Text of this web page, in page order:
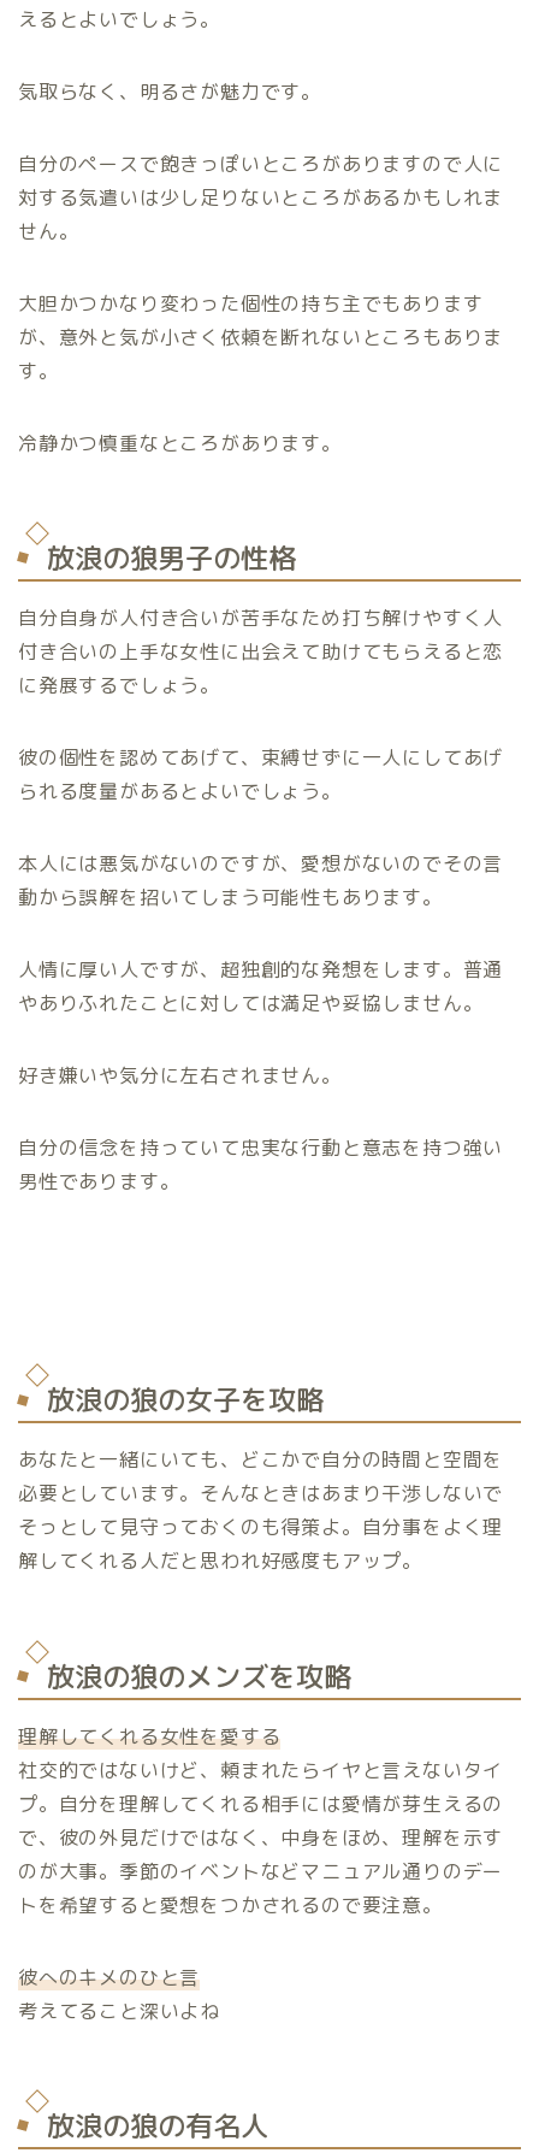
えるとよいでしょう。
気取らなく、明るさが魅力です。
自分のペースで飽きっぽいところがありますので人に
対する気遣いは少し足りないところがあるかもしれま
せん。
大胆かつかなり変わった個性の持ち主でもあります
が、意外と気が小さく依頼を断れないところもありま
す。
冷静かつ慎重なところがあります。
放浪の狼男子の性格
自分自身が人付き合いが苦手なため打ち解けやすく人
付き合いの上手な女性に出会えて助けてもらえると恋
に発展するでしょう。
彼の個性を認めてあげて、束縛せずに一人にしてあげ
られる度量があるとよいでしょう。
本人には悪気がないのですが、愛想がないのでその言
動から誤解を招いてしまう可能性もあります。
人情に厚い人ですが、超独創的な発想をします。普通
やありふれたことに対しては満足や妥協しません。
好き嫌いや気分に左右されません。
自分の信念を持っていて忠実な行動と意志を持つ強い
男性であります。
放浪の狼の女子を攻略
あなたと一緒にいても、どこかで自分の時間と空間を
必要としています。そんなときはあまり干渉しないで
そっとして見守っておくのも得策よ。自分事をよく理
解してくれる人だと思われ好感度もアップ。
放浪の狼のメンズを攻略
理解してくれる女性を愛する
社交的ではないけど、頼まれたらイヤと言えないタイ
プ。自分を理解してくれる相手には愛情が芽生えるの
で、彼の外見だけではなく、中身をほめ、理解を示す
のが大事。季節のイベントなどマニュアル通りのデー
トを希望すると愛想をつかされるので要注意。
彼へのキメのひと言
考えてること深いよね
放浪の狼の有名人